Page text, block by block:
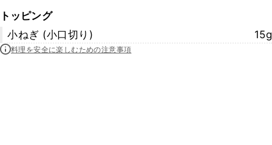
トッピング
小ねぎ (小口切り)
15g
料理を安全に楽しむための注意事項